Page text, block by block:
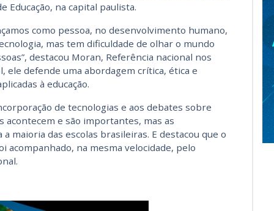
Educação, na capital paulista.
como pessoa, no desenvolvimento humano,
mas tem dificuldade de olhar o mundo
destacou Moran, Referência nacional nos
ele defende uma abordagem crítica, ética e
à educação.
de tecnologias e aos debates sobre
acontecem e são importantes, mas as
maioria das escolas brasileiras. E destacou que o
acompanhado, na mesma velocidade, pelo